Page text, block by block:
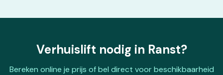
Verhuislift nodig in Ranst?
Bereken online je prijs of bel direct voor beschikbaarheid